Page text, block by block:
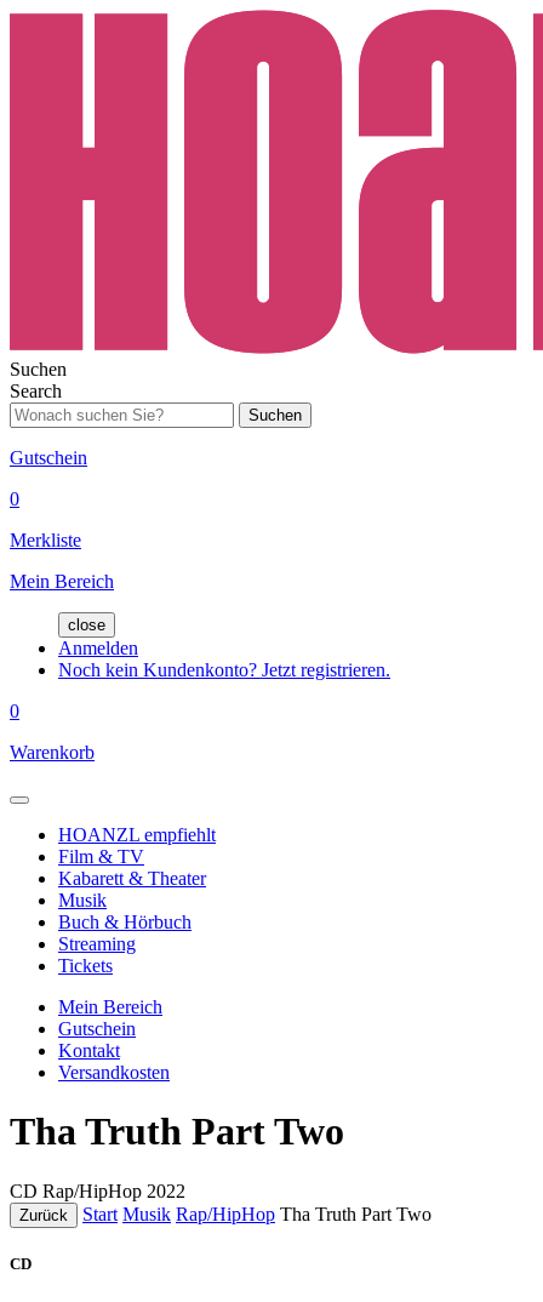
Suchen
Search
Suchen
Gutschein
0
Merkliste
Mein Bereich
close
Anmelden
Noch kein Kundenkonto? Jetzt registrieren.
0
Warenkorb
HOANZL empfiehlt
Film & TV
Kabarett & Theater
Musik
Buch & Hörbuch
Streaming
Tickets
Mein Bereich
Gutschein
Kontakt
Versandkosten
Tha Truth Part Two
CD Rap/HipHop 2022
Zurück Start Musik Rap/HipHop Tha Truth Part Two
CD